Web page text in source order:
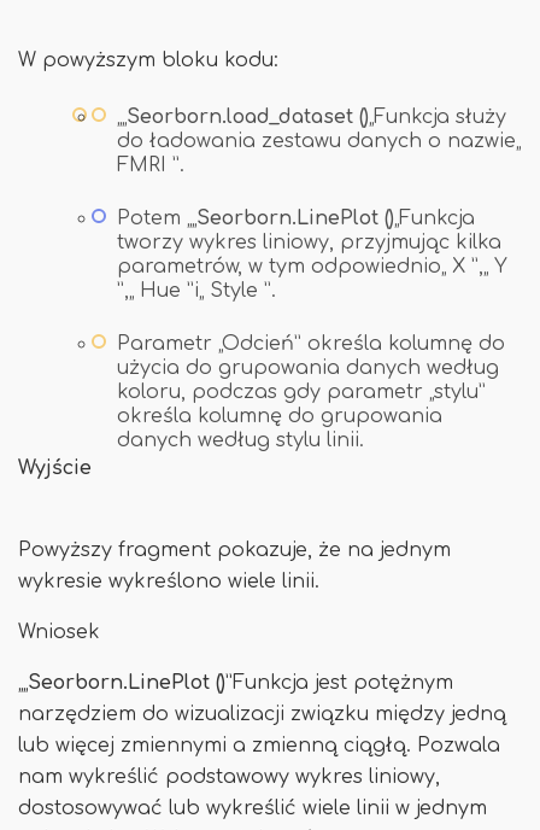
W powyższym bloku kodu:
„„Seorborn.load_dataset ()„Funkcja służy
do ładowania zestawu danych o nazwie„
FMRI ”.
Potem „„Seorborn.LinePlot ()„Funkcja
tworzy wykres liniowy, przyjmując kilka
parametrów, w tym odpowiednio„ X ”,„ Y
”,„ Hue ”i„ Style ”.
Parametr „Odcień” określa kolumnę do
użycia do grupowania danych według
koloru, podczas gdy parametr „stylu”
określa kolumnę do grupowania
danych według stylu linii.
Wyjście
Powyższy fragment pokazuje, że na jednym
wykresie wykreślono wiele linii.
Wniosek
„„Seorborn.LinePlot ()”Funkcja jest potężnym
narzędziem do wizualizacji związku między jedną
lub więcej zmiennymi a zmienną ciągłą. Pozwala
nam wykreślić podstawowy wykres liniowy,
dostosowywać lub wykreślić wiele linii w jednym